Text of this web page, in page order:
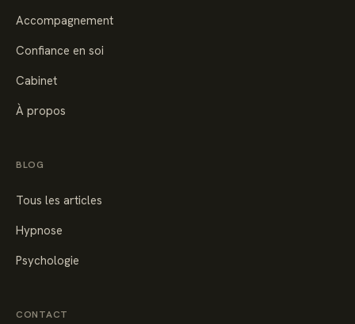
Accompagnement
Confiance en soi
Cabinet
À propos
BLOG
Tous les articles
Hypnose
Psychologie
CONTACT